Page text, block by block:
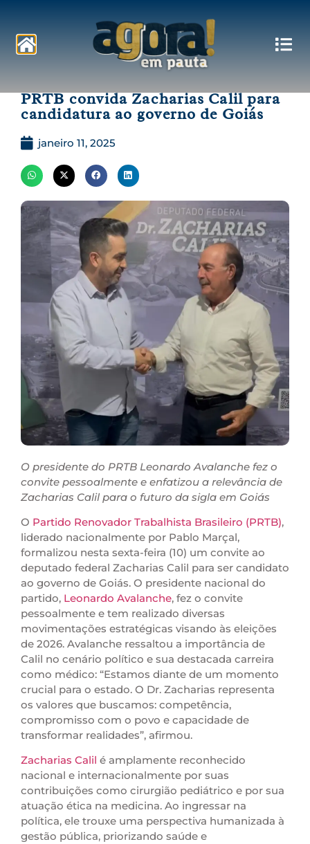
PRTB convida Zacharias Calil para
candidatura ao governo de Goiás
janeiro 11, 2025
O presidente do PRTB Leonardo Avalanche fez o
convite pessoalmente e enfatizou a relevância de
Zacharias Calil para o futuro da sigla em Goiás
O Partido Renovador Trabalhista Brasileiro (PRTB),
liderado nacionalmente por Pablo Marçal,
formalizou nesta sexta-feira (10) um convite ao
deputado federal Zacharias Calil para ser candidato
ao governo de Goiás. O presidente nacional do
partido, Leonardo Avalanche, fez o convite
pessoalmente e tem realizado diversas
movimentações estratégicas visando às eleições
de 2026. Avalanche ressaltou a importância de
Calil no cenário político e sua destacada carreira
como médico: “Estamos diante de um momento
crucial para o estado. O Dr. Zacharias representa
os valores que buscamos: competência,
compromisso com o povo e capacidade de
transformar realidades”, afirmou.
Zacharias Calil é amplamente reconhecido
nacional e internacionalmente por suas
contribuições como cirurgião pediátrico e por sua
atuação ética na medicina. Ao ingressar na
política, ele trouxe uma perspectiva humanizada à
gestão pública, priorizando saúde e